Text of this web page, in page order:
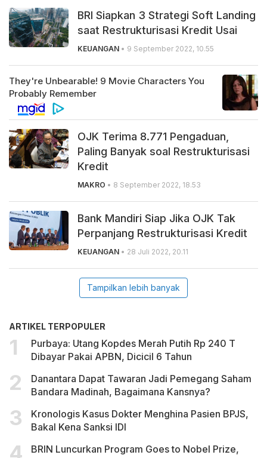
BRI Siapkan 3 Strategi Soft Landing
saat Restrukturisasi Kredit Usai
KEUANGAN • 9 September 2022, 10.55
OJK Terima 8.771 Pengaduan,
Paling Banyak soal Restrukturisasi
Kredit
MAKRO • 8 September 2022, 18.53
Bank Mandiri Siap Jika OJK Tak
Perpanjang Restrukturisasi Kredit
KEUANGAN • 28 Juli 2022, 20.11
Tampilkan lebih banyak
ARTIKEL TERPOPULER
Purbaya: Utang Kopdes Merah Putih Rp 240 T
Dibayar Pakai APBN, Dicicil 6 Tahun
Danantara Dapat Tawaran Jadi Pemegang Saham
Bandara Madinah, Bagaimana Kansnya?
Kronologis Kasus Dokter Menghina Pasien BPJS,
Bakal Kena Sanksi IDI
BRIN Luncurkan Program Goes to Nobel Prize,